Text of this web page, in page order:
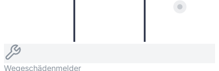
Wegeschädenmelder